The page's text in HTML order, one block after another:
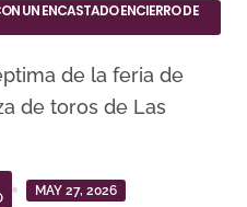
UN ENCASTADO ENCIERRO DE
de toros de Las
MAY 27, 2026